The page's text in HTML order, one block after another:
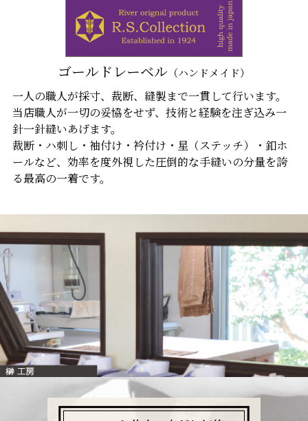
ゴールドレーベル （ハンドメイド）
一人の職人が採寸、裁断、縫製まで一貫して行います。
当店職人が一切の妥協をせず、技術と経験を注ぎ込み一
針一針縫いあげます。
裁断・ハ刺し・袖付け・衿付け・星（ステッチ）・釦ホ
ールなど、効率を度外視した圧倒的な手縫いの分量を誇
る最高の一着です。